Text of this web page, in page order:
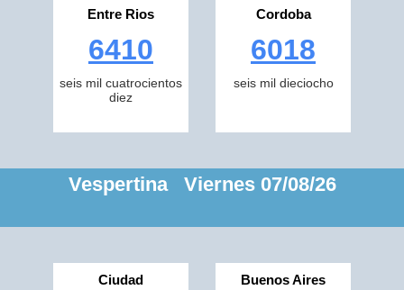
Entre Rios
6410
seis mil cuatrocientos
diez
Cordoba
6018
seis mil dieciocho
Vespertina Viernes 07/08/26
Ciudad Buenos Aires